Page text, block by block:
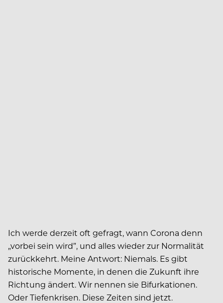
Ich werde derzeit oft gefragt, wann Corona denn
„vorbei sein wird”, und alles wieder zur Normalität
zurückkehrt. Meine Antwort: Niemals. Es gibt
historische Momente, in denen die Zukunft ihre
Richtung ändert. Wir nennen sie Bifurkationen.
Oder Tiefenkrisen. Diese Zeiten sind jetzt.